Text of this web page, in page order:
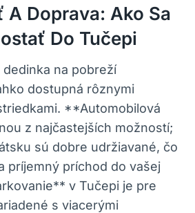
A Doprava: Ako Sa
Do Tučepi
na pobreží
dostupná rôznymi
**Automobilová
z najčastejších možností;
sú dobre udržiavané, čo
príjemný príchod do vašej
v Tučepi je pre
s viacerými